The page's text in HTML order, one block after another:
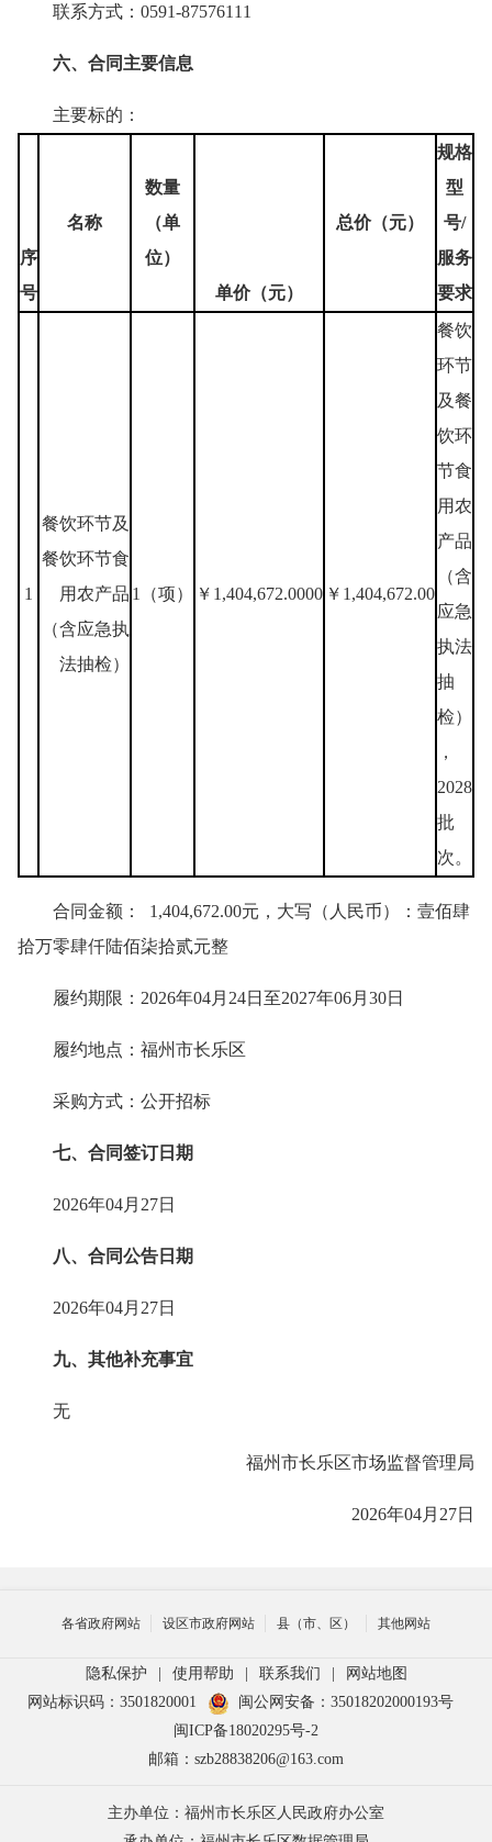
联系方式：0591-87576111
六、合同主要信息
主要标的：
序
号
名称
数量
（单
位）
单价（元）
总价（元）
规格
型
号/
服务
要求
1
餐饮环节及
餐饮环节食
用农产品
（含应急执
法抽检）
1（项） ￥1,404,672.0000 ￥1,404,672.00
餐饮
环节
及餐
饮环
节食
用农
产品
（含
应急
执法
抽
检）
，
2028
批
次。
合同金额： 1,404,672.00元，大写（人民币）：壹佰肆
拾万零肆仟陆佰柒拾贰元整
履约期限：2026年04月24日至2027年06月30日
履约地点：福州市长乐区
采购方式：公开招标
七、合同签订日期
2026年04月27日
八、合同公告日期
2026年04月27日
九、其他补充事宜
无
福州市长乐区市场监督管理局
2026年04月27日
各省政府网站 设区市政府网站 县（市、区） 其他网站
隐私保护 使用帮助 联系我们
网站地图
网站标识码：3501820001
闽公网安备：35018202000193号
闽ICP备18020295号-2
邮箱：szb28838206@163.com
主办单位：福州市长乐区人民政府办公室